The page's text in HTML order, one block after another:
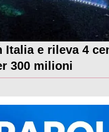
Italia e rileva 4
300 milioni